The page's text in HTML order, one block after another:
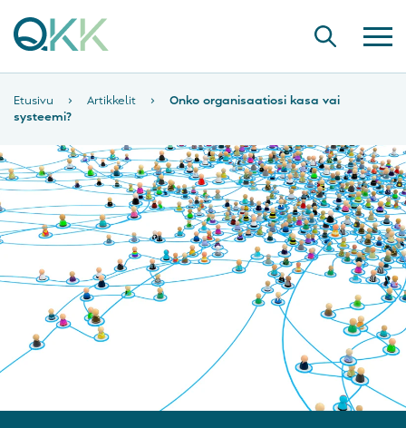
Etusivu › Artikkelit ›
Onko organisaatiosi kasa vai
systeemi?